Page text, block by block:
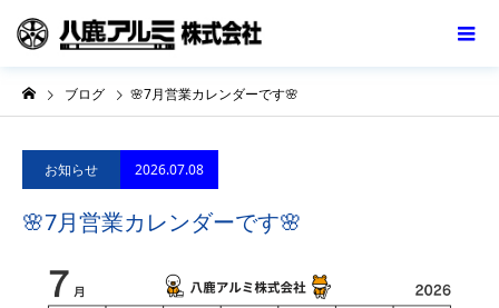
ブログ 🌸7月営業カレンダーです🌸
お知らせ 2026.07.08
🌸7月営業カレンダーです🌸